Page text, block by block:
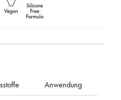
Anwendung